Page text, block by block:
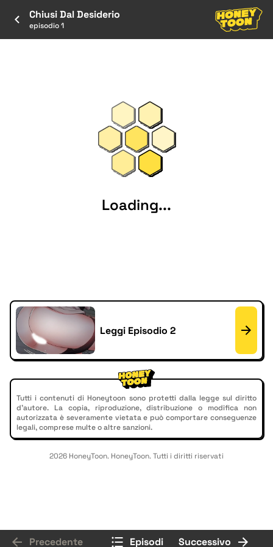
Chiusi Dal Desiderio
episodio 1
Loading...
Leggi Episodio 2
Tutti i contenuti di Honeytoon sono protetti dalla legge sul diritto
d'autore. La copia, riproduzione, distribuzione o modifica non
autorizzata è severamente vietata e può comportare conseguenze
legali, comprese multe o altre sanzioni.
2026 HoneyToon. HoneyToon. Tutti i diritti riservati
Precedente Episodi Successivo